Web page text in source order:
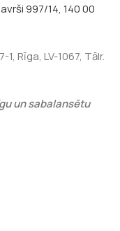
997/14, 140 00
1, Rīga, LV-1067, Tālr.
un sabalansētu